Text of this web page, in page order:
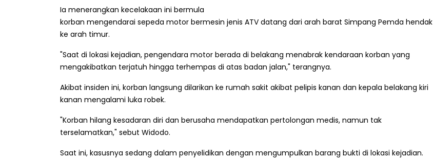
Ia menerangkan kecelakaan ini bermula
korban mengendarai sepeda motor bermesin jenis ATV datang dari arah barat Simpang Pemda hendak
ke arah timur.
"Saat di lokasi kejadian, pengendara motor berada di belakang menabrak kendaraan korban yang
mengakibatkan terjatuh hingga terhempas di atas badan jalan," terangnya.
Akibat insiden ini, korban langsung dilarikan ke rumah sakit akibat pelipis kanan dan kepala belakang kiri
kanan mengalami luka robek.
"Korban hilang kesadaran diri dan berusaha mendapatkan pertolongan medis, namun tak
terselamatkan," sebut Widodo.
Saat ini, kasusnya sedang dalam penyelidikan dengan mengumpulkan barang bukti di lokasi kejadian.